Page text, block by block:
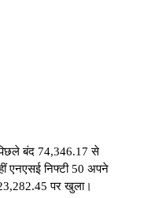
बंद 74,346.17 से
एनएसई निफ्टी 50 अपने
पर खुला।